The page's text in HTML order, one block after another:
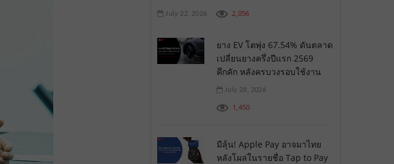
July 22, 2026 2,056
ยาง EV โตพุ่ง 67.54% ดันตลาด
เปลี่ยนยางครึ่งปีแรก 2569
คึกคัก หลังครบวงรอบใช้งาน
July 28, 2026
1,450
มีลุ้น! Apple Pay อาจมาไทย
หลังโผล่ในรายชื่อ Tap to Pay